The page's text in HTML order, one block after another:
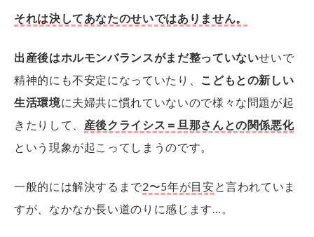
それは決してあなたのせいではありません。
出産後はホルモンバランスがまだ整っていないせいで
精神的にも不安定になっていたり、 こどもとの新しい
生活環境に夫婦共に慣れていないので様々な問題が起
きたりして、 産後クライシス＝旦那さんとの関係悪化
という現象が起こってしまうのです。
一般的には解決するまで2〜5年が目安と言われていま
すが、なかなか長い道のりに感じます…。